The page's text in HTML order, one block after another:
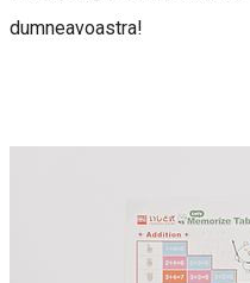
dumneavoastra!